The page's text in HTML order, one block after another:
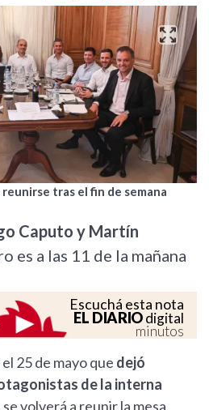
tras el fin de semana
Caputo y Martín
es a las 11 de la mañana
Escuchá esta nota
EL DIARIOdigital
minutos
25 de mayo que dejó
de la interna
volverá a reunir la mesa